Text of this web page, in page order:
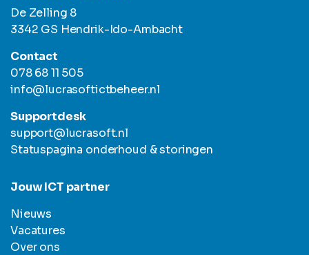
De Zelling 8
3342 GS Hendrik-Ido-Ambacht
Contact
078 68 11 505
info@lucrasoftictbeheer.nl
Supportdesk
support@lucrasoft.nl
Statuspagina onderhoud & storingen
Jouw ICT partner
Nieuws
Vacatures
Over ons